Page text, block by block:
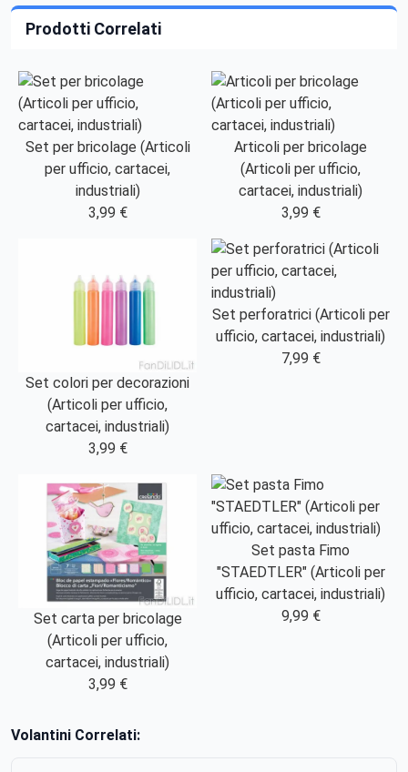
Prodotti Correlati
Set per bricolage (Articoli
per ufficio, cartacei,
industriali)
3,99 €
Articoli per bricolage
(Articoli per ufficio,
cartacei, industriali)
3,99 €
Set colori per decorazioni
(Articoli per ufficio,
cartacei, industriali)
3,99 €
Set perforatrici (Articoli per
ufficio, cartacei, industriali)
7,99 €
Set carta per bricolage
(Articoli per ufficio,
cartacei, industriali)
3,99 €
Set pasta Fimo
"STAEDTLER" (Articoli per
ufficio, cartacei, industriali)
9,99 €
Volantini Correlati: